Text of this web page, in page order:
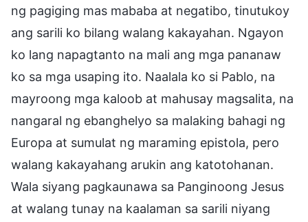
ng pagiging mas mababa at negatibo, tinutukoy
ang sarili ko bilang walang kakayahan. Ngayon
ko lang napagtanto na mali ang mga pananaw
ko sa mga usaping ito. Naalala ko si Pablo, na
mayroong mga kaloob at mahusay magsalita, na
nangaral ng ebanghelyo sa malaking bahagi ng
Europa at sumulat ng maraming epistola, pero
walang kakayahang arukin ang katotohanan.
Wala siyang pagkaunawa sa Panginoong Jesus
at walang tunay na kaalaman sa sarili niyang